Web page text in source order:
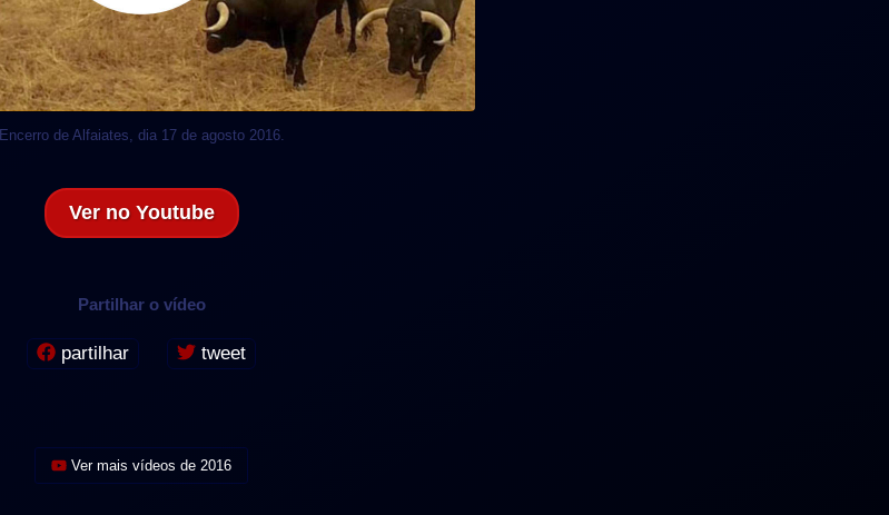
Encerro de Alfaiates, dia 17 de agosto 2016.
Ver no Youtube
Partilhar o vídeo
partilhar tweet
Ver mais vídeos de 2016